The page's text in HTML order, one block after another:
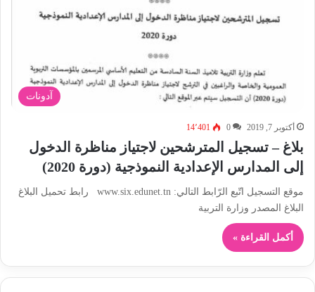
آدونات
أكتوبر 7, 2019 0 14٬401
بلاغ – تسجيل المترشحين لاجتياز مناظرة الدخول
إلى المدارس الإعدادية النموذجية (دورة 2020)
موقع التسجيل اتّبع الرّابط التالي: www.six.edunet.tn رابط تحميل البلاغ
البلاغ المصدر وزارة التربية
أكمل القراءة »